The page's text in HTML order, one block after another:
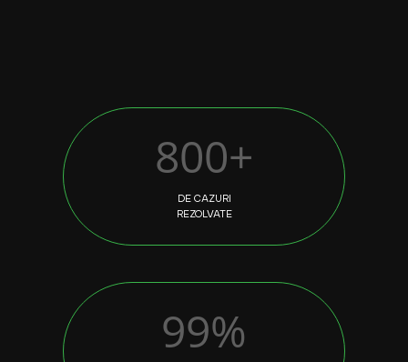
800+
DE CAZURI
REZOLVATE
99%